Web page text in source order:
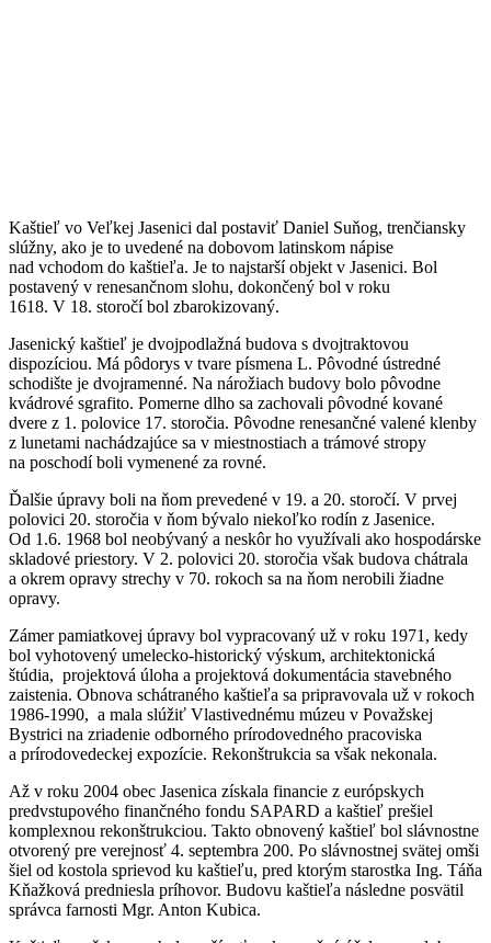
Kaštieľ vo Veľkej Jasenici dal postaviť Daniel Suňog, trenčiansky
slúžny, ako je to uvedené na dobovom latinskom nápise
nad vchodom do kaštieľa. Je to najstarší objekt v Jasenici. Bol
postavený v renesančnom slohu, dokončený bol v roku
1618. V 18. storočí bol zbarokizovaný.
Jasenický kaštieľ je dvojpodlažná budova s dvojtraktovou
dispozíciou. Má pôdorys v tvare písmena L. Pôvodné ústredné
schodište je dvojramenné. Na nárožiach budovy bolo pôvodne
kvádrové sgrafito. Pomerne dlho sa zachovali pôvodné kované
dvere z 1. polovice 17. storočia. Pôvodne renesančné valené klenby
z lunetami nachádzajúce sa v miestnostiach a trámové stropy
na poschodí boli vymenené za rovné.
Ďalšie úpravy boli na ňom prevedené v 19. a 20. storočí. V prvej
polovici 20. storočia v ňom bývalo niekoľko rodín z Jasenice.
Od 1.6. 1968 bol neobývaný a neskôr ho využívali ako hospodárske
skladové priestory. V 2. polovici 20. storočia však budova chátrala
a okrem opravy strechy v 70. rokoch sa na ňom nerobili žiadne
opravy.
Zámer pamiatkovej úpravy bol vypracovaný už v roku 1971, kedy
bol vyhotovený umelecko-historický výskum, architektonická
štúdia, projektová úloha a projektová dokumentácia stavebného
zaistenia. Obnova schátraného kaštieľa sa pripravovala už v rokoch
1986-1990, a mala slúžiť Vlastivednému múzeu v Považskej
Bystrici na zriadenie odborného prírodovedného pracoviska
a prírodovedeckej expozície. Rekonštrukcia sa však nekonala.
Až v roku 2004 obec Jasenica získala financie z európskych
predvstupového finančného fondu SAPARD a kaštieľ prešiel
komplexnou rekonštrukciou. Takto obnovený kaštieľ bol slávnostne
otvorený pre verejnosť 4. septembra 200. Po slávnostnej svätej omši
šiel od kostola sprievod ku kaštieľu, pred ktorým starostka Ing. Táňa
Kňažková predniesla príhovor. Budovu kaštieľa následne posvätil
správca farnosti Mgr. Anton Kubica.